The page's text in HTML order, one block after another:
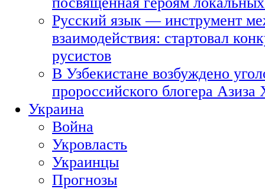
Русский язык — инструмент
взаимодействия: стартовал
русистов
В Узбекистане возбуждено
пророссийского блогера Азиза
Украина
Война
Укровласть
Украинцы
Прогнозы